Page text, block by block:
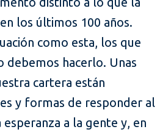
los últimos 100 años.
como esta, los que
debemos hacerlo. Unas
cartera están
y formas de responder al
a la gente y, en